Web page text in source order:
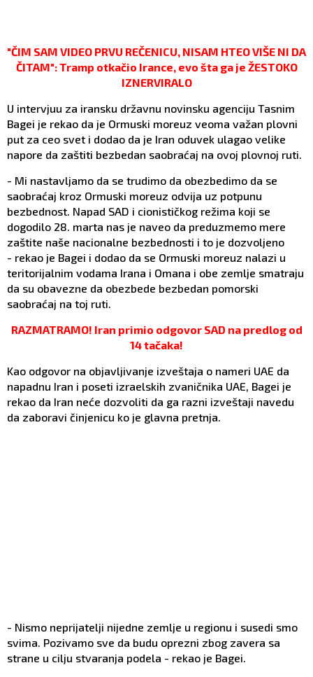
"ČIM SAM VIDEO PRVU REČENICU, NISAM HTEO VIŠE NI DA
ČITAM": Tramp otkačio Irance, evo šta ga je ŽESTOKO
IZNERVIRALO
U intervjuu za iransku državnu novinsku agenciju Tasnim
Bagei je rekao da je Ormuski moreuz veoma važan plovni
put za ceo svet i dodao da je Iran oduvek ulagao velike
napore da zaštiti bezbedan saobraćaj na ovoj plovnoj ruti.
- Mi nastavljamo da se trudimo da obezbedimo da se
saobraćaj kroz Ormuski moreuz odvija uz potpunu
bezbednost. Napad SAD i cionističkog režima koji se
dogodilo 28. marta nas je naveo da preduzmemo mere
zaštite naše nacionalne bezbednosti i to je dozvoljeno
- rekao je Bagei i dodao da se Ormuski moreuz nalazi u
teritorijalnim vodama Irana i Omana i obe zemlje smatraju
da su obavezne da obezbede bezbedan pomorski
saobraćaj na toj ruti.
RAZMATRAMO! Iran primio odgovor SAD na predlog od
14 tačaka!
Kao odgovor na objavljivanje izveštaja o nameri UAE da
napadnu Iran i poseti izraelskih zvaničnika UAE, Bagei je
rekao da Iran neće dozvoliti da ga razni izveštaji navedu
da zaboravi činjenicu ko je glavna pretnja.
- Nismo neprijatelji nijedne zemlje u regionu i susedi smo
svima. Pozivamo sve da budu oprezni zbog zavera sa
strane u cilju stvaranja podela - rekao je Bagei.